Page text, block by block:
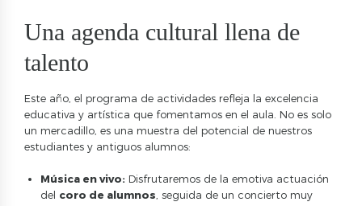
Una agenda cultural llena de
talento
Este año, el programa de actividades refleja la excelencia
educativa y artística que fomentamos en el aula. No es solo
un mercadillo, es una muestra del potencial de nuestros
estudiantes y antiguos alumnos:
Música en vivo: Disfrutaremos de la emotiva actuación
del coro de alumnos , seguida de un concierto muy